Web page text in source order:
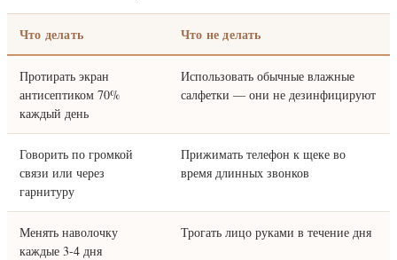
Что делать Что не делать
Протирать экран
антисептиком 70%
каждый день
Использовать обычные влажные
салфетки — они не дезинфицируют
Говорить по громкой
связи или через
гарнитуру
Прижимать телефон к щеке во
время длинных звонков
Менять наволочку
каждые 3-4 дня
Трогать лицо руками в течение дня